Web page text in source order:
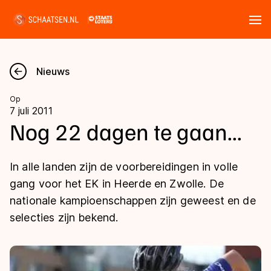
Nieuws
Kalender
Marathon
Langebaan
Inlineskaten
Uitslagen
Langebaan
Shorttrack
Marathon
Ranglijsten Langebaan
Nieuws
Op
7 juli 2011
Nog 22 dagen te gaan...
In alle landen zijn de voorbereidingen in volle
gang voor het EK in Heerde en Zwolle. De
nationale kampioenschappen zijn geweest en de
selecties zijn bekend.